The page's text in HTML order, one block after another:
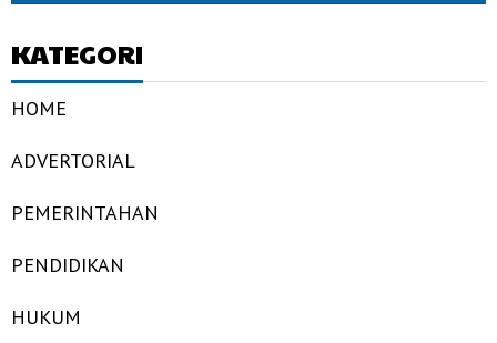
KATEGORI
HOME
ADVERTORIAL
PEMERINTAHAN
PENDIDIKAN
HUKUM